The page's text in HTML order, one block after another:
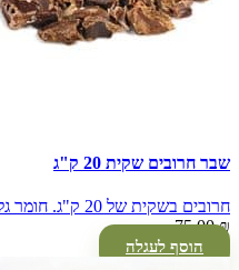
שבר חרובים שקית 20 ק"ג
חרובים בשקית של 20 ק"ג. חומר גלם טעים במיוחד שמשדרג…
75.00₪
הוסף לעגלה